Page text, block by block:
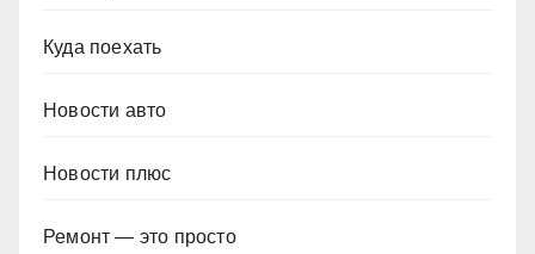
Куда поехать
Новости авто
Новости плюс
Ремонт — это просто